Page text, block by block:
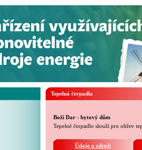
Tepelná čerpadla
Boží Dar - bytový dům
Tepelné čerpadlo slouží pro ohřev
Údaje o zdroji